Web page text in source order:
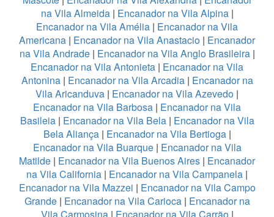
na Vila Almeida | Encanador na Vila Alpina |
Encanador na Vila Amélia | Encanador na Vila
Americana | Encanador na Vila Anastacio | Encanador
na Vila Andrade| Encanador na Vila Anglo Brasileira|
Encanador na Vila Antonieta | Encanador na Vila
Antonina| Encanador na Vila Arcadia | Encanador na
Vila Aricanduva | Encanador na Vila Azevedo |
Encanador na Vila Barbosa | Encanador na Vila
Basileia| Encanador na Vila Bela| Encanador na Vila
Bela Aliança| Encanador na Vila Bertioga|
Encanador na Vila Buarque| Encanador na Vila
Matilde | Encanador na Vila Buenos Aires | Encanador
na Vila California | Encanador na Vila Campanela |
Encanador na Vila Mazzei | Encanador na Vila Campo
Grande| Encanador na Vila Carioca| Encanador na
Vila Carmosina| Encanador na Vila Carrão|